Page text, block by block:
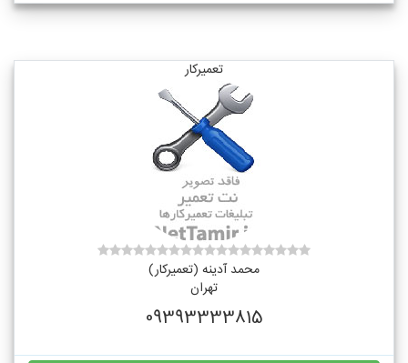
تعمیرکار
محمد آدینه (تعمیرکار)
تهران
09393333815